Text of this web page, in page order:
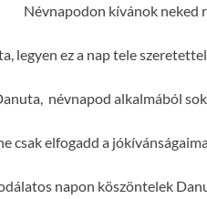
Névnapodon kívánok neked
legyen ez a nap tele
névnapod alkalmából
csak elfogadd a
napon köszöntelek